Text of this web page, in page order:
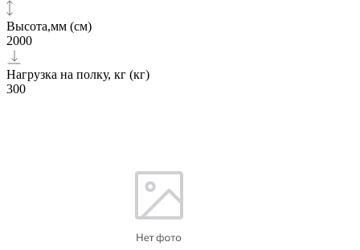
Высота,мм (см)
2000
Нагрузка на полку, кг (кг)
300